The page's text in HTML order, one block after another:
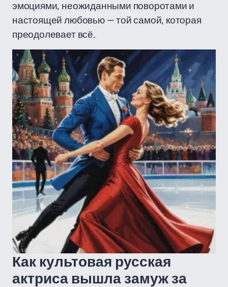
эмоциями, неожиданными поворотами и
настоящей любовью — той самой, которая
преодолевает всё.
Как культовая русская
актриса вышла замуж за